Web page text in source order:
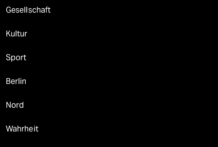
Gesellschaft
Kultur
Sport
Berlin
Nord
Wahrheit